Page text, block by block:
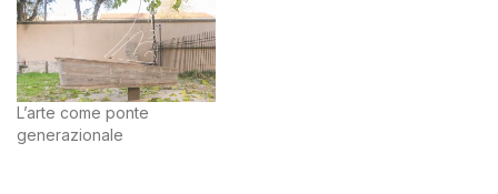
L’arte come ponte
generazionale